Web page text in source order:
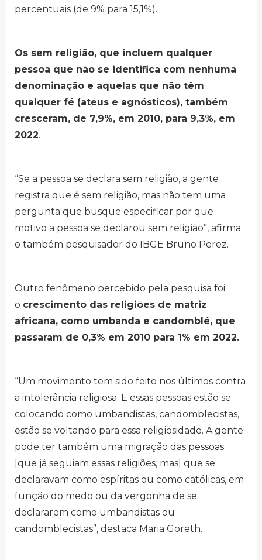
percentuais (de 9% para 15,1%).
Os sem religião, que incluem qualquer
pessoa que não se identifica com nenhuma
denominação e aquelas que não têm
qualquer fé (ateus e agnósticos), também
cresceram, de 7,9%, em 2010, para 9,3%, em
2022.
“Se a pessoa se declara sem religião, a gente
registra que é sem religião, mas não tem uma
pergunta que busque especificar por que
motivo a pessoa se declarou sem religião”, afirma
o também pesquisador do IBGE Bruno Perez.
Outro fenômeno percebido pela pesquisa foi
o crescimento das religiões de matriz
africana, como umbanda e candomblé, que
passaram de 0,3% em 2010 para 1% em 2022.
“Um movimento tem sido feito nos últimos contra
a intolerância religiosa. E essas pessoas estão se
colocando como umbandistas, candomblecistas,
estão se voltando para essa religiosidade. A gente
pode ter também uma migração das pessoas
[que já seguiam essas religiões, mas] que se
declaravam como espíritas ou como católicas, em
função do medo ou da vergonha de se
declararem como umbandistas ou
candomblecistas”, destaca Maria Goreth.